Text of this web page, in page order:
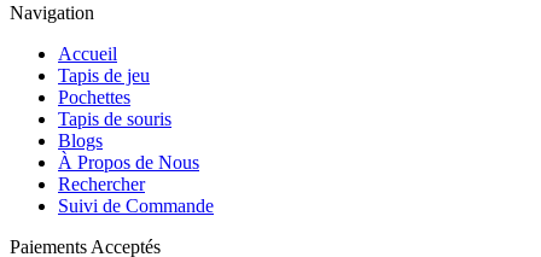
Navigation
Accueil
Tapis de jeu
Pochettes
Tapis de souris
Blogs
À Propos de Nous
Rechercher
Suivi de Commande
Paiements Acceptés